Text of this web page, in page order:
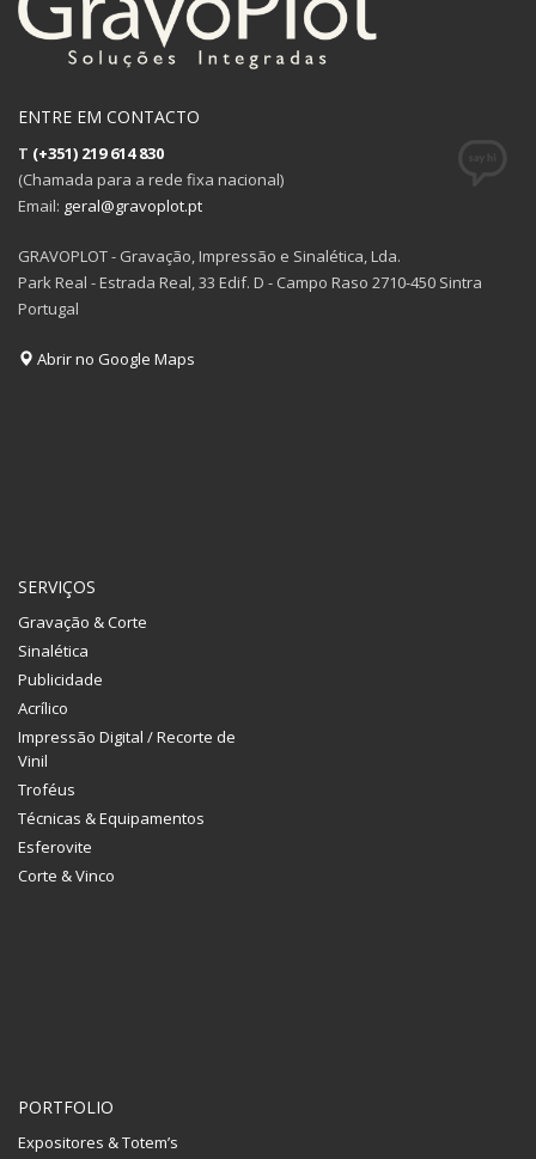
ENTRE EM CONTACTO
T (+351) 219 614 830
(Chamada para a rede fixa nacional)
Email: geral@gravoplot.pt
GRAVOPLOT - Gravação, Impressão e Sinalética, Lda.
Park Real - Estrada Real, 33 Edif. D - Campo Raso 2710-450 Sintra
Portugal
Abrir no Google Maps
SERVIÇOS
Gravação & Corte
Sinalética
Publicidade
Acrílico
Impressão Digital / Recorte de
Vinil
Troféus
Técnicas & Equipamentos
Esferovite
Corte & Vinco
PORTFOLIO
Expositores & Totem’s